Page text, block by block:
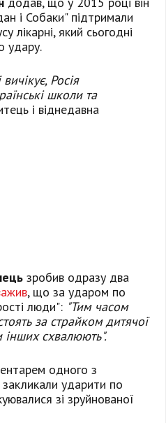
і Собаки" підтримали
лікарні, який сьогодні
удару.
Росія
школи та
і віднедавна
зробив одразу два
, що за ударом по
люди": "Тим часом
за страйком дитячої
інших схвалюють".
одного з
закликали ударити по
зі зруйнованої